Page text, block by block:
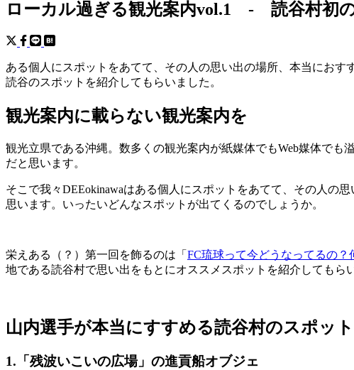
ローカル過ぎる観光案内vol.1 - 読谷村初
ある個人にスポットをあてて、その人の思い出の場所、本当にお
読谷のスポットを紹介してもらいました。
観光案内に載らない観光案内を
観光立県である沖縄。数多くの観光案内が紙媒体でもWeb媒体で
だと思います。
そこで我々DEEokinawaはある個人にスポットをあてて、その人の
思います。いったいどんなスポットが出てくるのでしょうか。
栄えある（？）第一回を飾るのは「 FC琉球って今どうなってるの
地である読谷村で思い出をもとにオススメスポットを紹介してもら
山内選手が本当にすすめる読谷村のスポッ
1.「残波いこいの広場」の進貢船オブジェ